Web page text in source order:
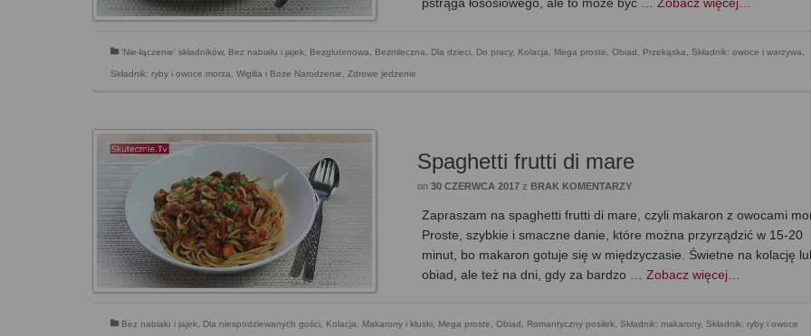
pstrąga łososiowego, ale to może być …Zobacz więcej…
'Nie-łączenie' składników, Bez nabiału i jajek, Bezglutenowa, Bezmleczna, Dla dzieci, Do pracy, Kolacja, Mega proste, Obiad, Przekąska, Składnik: owoce i warzywa,
Składnik: ryby i owoce morza, Wigilia i Boże Narodzenie, Zdrowe jedzenie
Spaghetti frutti di mare
on30 CZERWCA 2017 z BRAK KOMENTARZY
Zapraszam na spaghetti frutti di mare, czyli makaron z owocami
Proste, szybkie i smaczne danie, które można przyrządzić w 15-20
minut, bo makaron gotuje się w międzyczasie. Świetne na kolację
obiad, ale też na dni, gdy za bardzo …Zobacz więcej…
Bez nabiału i jajek, Dla niespodziewanych gości, Kolacja, Makarony i kluski, Mega proste, Obiad, Romantyczny posiłek, Składnik: makarony, Składnik: ryby i owoce